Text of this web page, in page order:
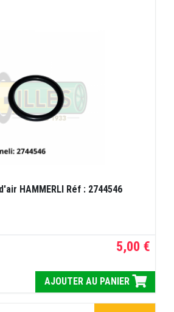
HAMMERLI Réf : 2744546
5,00 €
AJOUTER AU PANIER